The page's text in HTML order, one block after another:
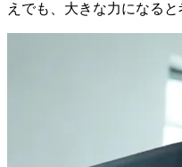
えでも、大きな力になると